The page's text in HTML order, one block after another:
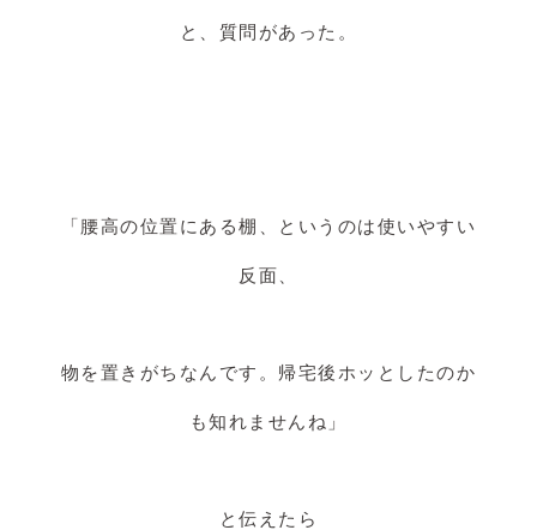
と、質問があった。
「腰高の位置にある棚、というのは使いやすい
反面、
物を置きがちなんです。帰宅後ホッとしたのか
も知れませんね」
と伝えたら